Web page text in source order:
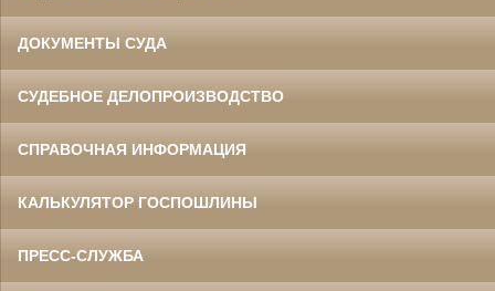
ДОКУМЕНТЫ СУДА
СУДЕБНОЕ ДЕЛОПРОИЗВОДСТВО
СПРАВОЧНАЯ ИНФОРМАЦИЯ
КАЛЬКУЛЯТОР ГОСПОШЛИНЫ
ПРЕСС-СЛУЖБА